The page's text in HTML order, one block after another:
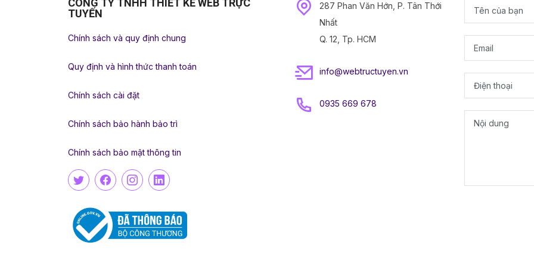
CÔNG TY TNHH THIẾT KẾ WEB TRỰC
TUYẾN
Chính sách và quy định chung
Quy định và hình thức thanh toán
Chính sách cài đặt
Chính sách bảo hành bảo trì
Chính sách bảo mật thông tin
287 Phan Văn Hớn, P. Tân Thới
Nhất
Q. 12, Tp. HCM
info@webtructuyen.vn
0935 669 678